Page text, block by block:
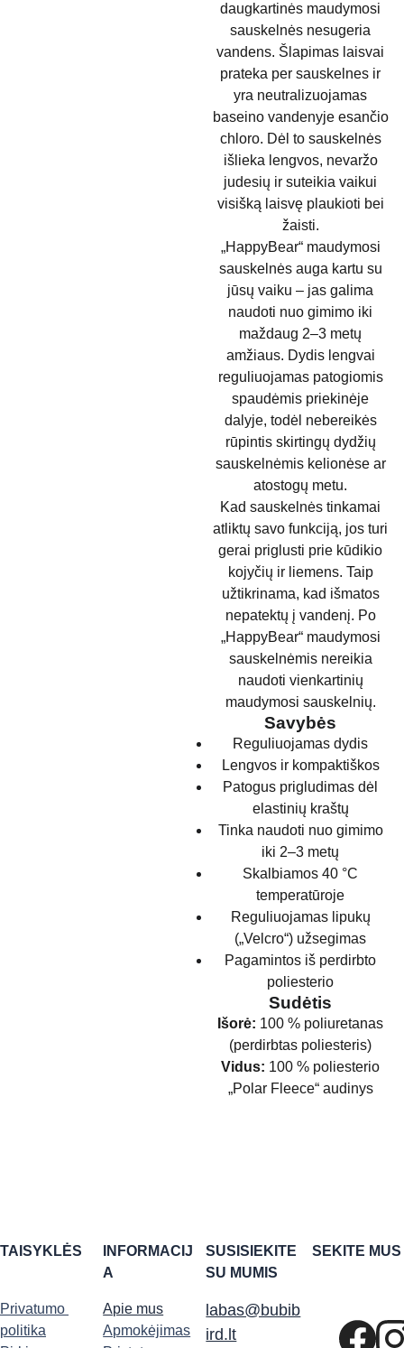
daugkartinės maudymosi
sauskelnės nesugeria
vandens. Šlapimas laisvai
prateka per sauskelnes ir
yra neutralizuojamas
baseino vandenyje esančio
chloro. Dėl to sauskelnės
išlieka lengvos, nevaržo
judesių ir suteikia vaikui
visišką laisvę plaukioti bei
žaisti.
„HappyBear“ maudymosi
sauskelnės auga kartu su
jūsų vaiku – jas galima
naudoti nuo gimimo iki
maždaug 2–3 metų
amžiaus. Dydis lengvai
reguliuojamas patogiomis
spaudėmis priekinėje
dalyje, todėl nebereikės
rūpintis skirtingų dydžių
sauskelnėmis kelionėse ar
atostogų metu.
Kad sauskelnės tinkamai
atliktų savo funkciją, jos turi
gerai priglusti prie kūdikio
kojyčių ir liemens. Taip
užtikrinama, kad išmatos
nepatektų į vandenį. Po
„HappyBear“ maudymosi
sauskelnėmis nereikia
naudoti vienkartinių
maudymosi sauskelnių.
Savybės
Reguliuojamas dydis
Lengvos ir kompaktiškos
Patogus prigludimas dėl
elastinių kraštų
Tinka naudoti nuo gimimo
iki 2–3 metų
Skalbiamos 40 °C
temperatūroje
Reguliuojamas lipukų
(„Velcro“) užsegimas
Pagamintos iš perdirbto
poliesterio
Sudėtis
Išorė: 100 % poliuretanas
(perdirbtas poliesteris)
Vidus: 100 % poliesterio
„Polar Fleece“ audinys
Privatumo
politika
labas@bubib
ird.lt
SUSISIEKITE
SU MUMIS
SEKITE MUS
INFORMACIJ
A
Apie mus
Apmokėjimas
TAISYKLĖS